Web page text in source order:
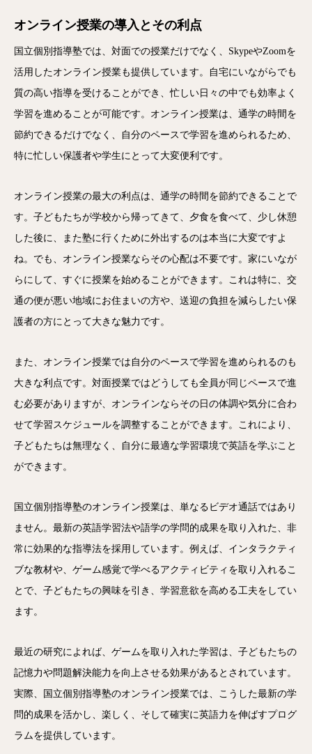
オンライン授業の導入とその利点
国立個別指導塾では、対面での授業だけでなく、SkypeやZoomを
活用したオンライン授業も提供しています。自宅にいながらでも
質の高い指導を受けることができ、忙しい日々の中でも効率よく
学習を進めることが可能です。オンライン授業は、通学の時間を
節約できるだけでなく、自分のペースで学習を進められるため、
特に忙しい保護者や学生にとって大変便利です。
オンライン授業の最大の利点は、通学の時間を節約できることで
す。子どもたちが学校から帰ってきて、夕食を食べて、少し休憩
した後に、また塾に行くために外出するのは本当に大変ですよ
ね。でも、オンライン授業ならその心配は不要です。家にいなが
らにして、すぐに授業を始めることができます。これは特に、交
通の便が悪い地域にお住まいの方や、送迎の負担を減らしたい保
護者の方にとって大きな魅力です。
また、オンライン授業では自分のペースで学習を進められるのも
大きな利点です。対面授業ではどうしても全員が同じペースで進
む必要がありますが、オンラインならその日の体調や気分に合わ
せて学習スケジュールを調整することができます。これにより、
子どもたちは無理なく、自分に最適な学習環境で英語を学ぶこと
ができます。
国立個別指導塾のオンライン授業は、単なるビデオ通話ではあり
ません。最新の英語学習法や語学の学問的成果を取り入れた、非
常に効果的な指導法を採用しています。例えば、インタラクティ
ブな教材や、ゲーム感覚で学べるアクティビティを取り入れるこ
とで、子どもたちの興味を引き、学習意欲を高める工夫をしてい
ます。
最近の研究によれば、ゲームを取り入れた学習は、子どもたちの
記憶力や問題解決能力を向上させる効果があるとされています。
実際、国立個別指導塾のオンライン授業では、こうした最新の学
問的成果を活かし、楽しく、そして確実に英語力を伸ばすプログ
ラムを提供しています。